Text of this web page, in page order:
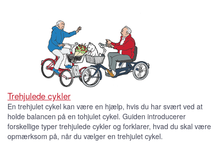
Trehjulede cykler
En trehjulet cykel kan være en hjælp, hvis du har svært ved at
holde balancen på en tohjulet cykel. Guiden introducerer
forskellige typer trehjulede cykler og forklarer, hvad du skal være
opmærksom på, når du vælger en trehjulet cykel.